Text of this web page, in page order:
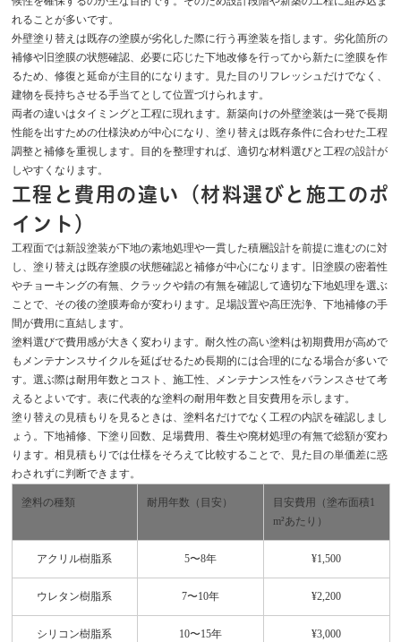
れることが多いです。
外壁塗り替えは既存の塗膜が劣化した際に行う再塗装を指します。劣化箇所の
補修や旧塗膜の状態確認、必要に応じた下地改修を行ってから新たに塗膜を作
るため、修復と延命が主目的になります。見た目のリフレッシュだけでなく、
建物を長持ちさせる手当てとして位置づけられます。
両者の違いはタイミングと工程に現れます。新築向けの外壁塗装は一発で長期
性能を出すための仕様決めが中心になり、塗り替えは既存条件に合わせた工程
調整と補修を重視します。目的を整理すれば、適切な材料選びと工程の設計が
しやすくなります。
工程と費用の違い（材料選びと施工のポ
イント）
工程面では新設塗装が下地の素地処理や一貫した積層設計を前提に進むのに対
し、塗り替えは既存塗膜の状態確認と補修が中心になります。旧塗膜の密着性
やチョーキングの有無、クラックや錆の有無を確認して適切な下地処理を選ぶ
ことで、その後の塗膜寿命が変わります。足場設置や高圧洗浄、下地補修の手
間が費用に直結します。
塗料選びで費用感が大きく変わります。耐久性の高い塗料は初期費用が高めで
もメンテナンスサイクルを延ばせるため長期的には合理的になる場合が多いで
す。選ぶ際は耐用年数とコスト、施工性、メンテナンス性をバランスさせて考
えるとよいです。表に代表的な塗料の耐用年数と目安費用を示します。
塗り替えの見積もりを見るときは、塗料名だけでなく工程の内訳を確認しまし
ょう。下地補修、下塗り回数、足場費用、養生や廃材処理の有無で総額が変わ
ります。相見積もりでは仕様をそろえて比較することで、見た目の単価差に惑
わされずに判断できます。
塗料の種類 耐用年数（目安）
目安費用（塗布面積1
m²あたり）
アクリル樹脂系 5〜8年 ¥1,500
ウレタン樹脂系 7〜10年 ¥2,200
シリコン樹脂系 10〜15年 ¥3,000